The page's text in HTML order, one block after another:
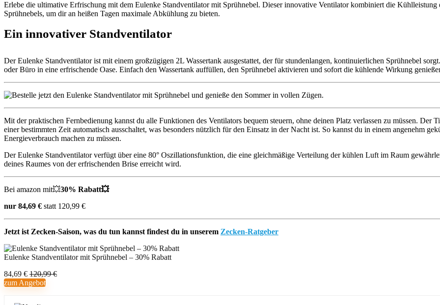
Erlebe die ultimative Erfrischung mit dem Eulenke Standventilator mit Sprühnebel. Dieser innovative Ventilator kombiniert die
Sprühnebels, um dir an heißen Tagen maximale Abkühlung zu bieten.
Ein innovativer Standventilator
Der Eulenke Standventilator ist mit einem großzügigen 2L Wassertank ausgestattet, der für stundenlangen, kontinuierlichen Sprühnebel
oder Büro in eine erfrischende Oase. Einfach den Wassertank auffüllen, den Sprühnebel aktivieren und sofort die kühlende Wirkung
Mit der praktischen Fernbedienung kannst du alle Funktionen des Ventilators bequem steuern, ohne deinen Platz verlassen zu müssen. Der
einer bestimmten Zeit automatisch ausschaltet, was besonders nützlich für den Einsatz in der Nacht ist. So kannst du in einem angenehm
Energieverbrauch machen zu müssen.
Der Eulenke Standventilator verfügt über eine 80° Oszillationsfunktion, die eine gleichmäßige Verteilung der kühlen Luft im Raum
deines Raumes von der erfrischenden Brise erreicht wird.
Bei amazon mit💥30% Rabatt💥
nur 84,69 € statt 120,99 €
Jetzt ist Zecken-Saison, was du tun kannst findest du in unserem Zecken-Ratgeber
Eulenke Standventilator mit Sprühnebel – 30% Rabatt
84,69 € 120,99 €
zum Angebot